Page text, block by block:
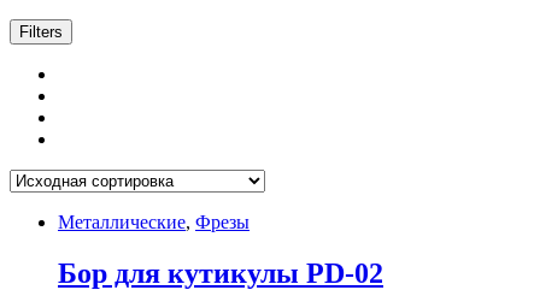
Filters
Металлические, Фрезы
Бор для кутикулы PD-02